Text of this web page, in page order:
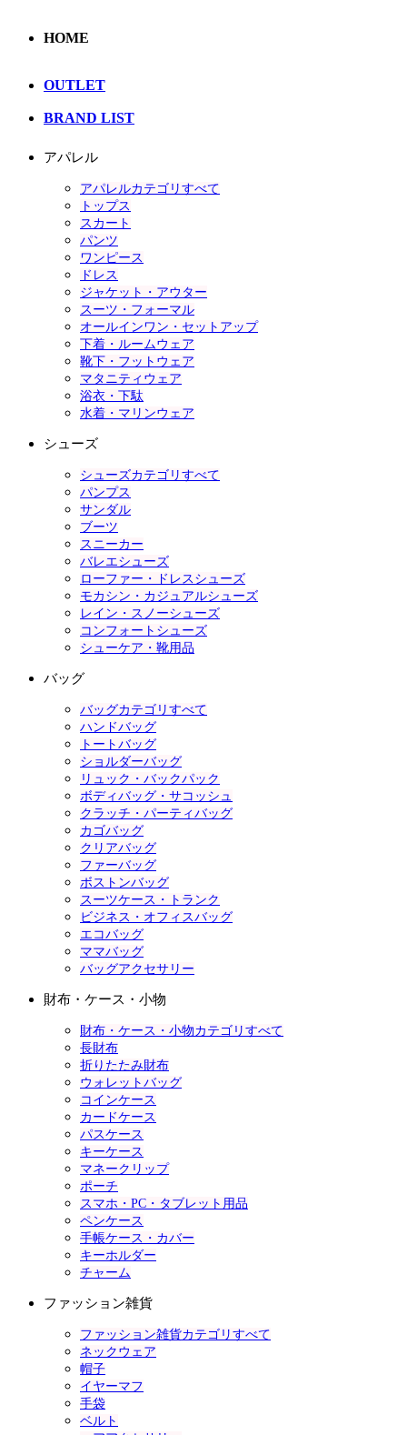
HOME
OUTLET
BRAND LIST
アパレル
アパレルカテゴリすべて
トップス
スカート
パンツ
ワンピース
ドレス
ジャケット・アウター
スーツ・フォーマル
オールインワン・セットアップ
下着・ルームウェア
靴下・フットウェア
マタニティウェア
浴衣・下駄
水着・マリンウェア
シューズ
シューズカテゴリすべて
パンプス
サンダル
ブーツ
スニーカー
バレエシューズ
ローファー・ドレスシューズ
モカシン・カジュアルシューズ
レイン・スノーシューズ
コンフォートシューズ
シューケア・靴用品
バッグ
バッグカテゴリすべて
ハンドバッグ
トートバッグ
ショルダーバッグ
リュック・バックパック
ボディバッグ・サコッシュ
クラッチ・パーティバッグ
カゴバッグ
クリアバッグ
ファーバッグ
ボストンバッグ
スーツケース・トランク
ビジネス・オフィスバッグ
エコバッグ
ママバッグ
バッグアクセサリー
財布・ケース・小物
財布・ケース・小物カテゴリすべて
長財布
折りたたみ財布
ウォレットバッグ
コインケース
カードケース
パスケース
キーケース
マネークリップ
ポーチ
スマホ・PC・タブレット用品
ペンケース
手帳ケース・カバー
キーホルダー
チャーム
ファッション雑貨
ファッション雑貨カテゴリすべて
ネックウェア
帽子
イヤーマフ
手袋
ベルト